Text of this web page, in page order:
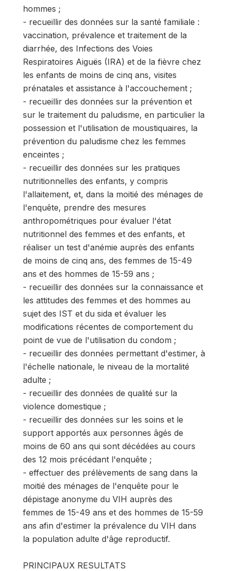
hommes ;
- recueillir des données sur la santé familiale :
vaccination, prévalence et traitement de la
diarrhée, des Infections des Voies
Respiratoires Aiguës (IRA) et de la fièvre chez
les enfants de moins de cinq ans, visites
prénatales et assistance à l'accouchement ;
- recueillir des données sur la prévention et
sur le traitement du paludisme, en particulier la
possession et l'utilisation de moustiquaires, la
prévention du paludisme chez les femmes
enceintes ;
- recueillir des données sur les pratiques
nutritionnelles des enfants, y compris
l'allaitement, et, dans la moitié des ménages de
l'enquête, prendre des mesures
anthropométriques pour évaluer l'état
nutritionnel des femmes et des enfants, et
réaliser un test d'anémie auprès des enfants
de moins de cinq ans, des femmes de 15-49
ans et des hommes de 15-59 ans ;
- recueillir des données sur la connaissance et
les attitudes des femmes et des hommes au
sujet des IST et du sida et évaluer les
modifications récentes de comportement du
point de vue de l'utilisation du condom ;
- recueillir des données permettant d'estimer, à
l'échelle nationale, le niveau de la mortalité
adulte ;
- recueillir des données de qualité sur la
violence domestique ;
- recueillir des données sur les soins et le
support apportés aux personnes âgés de
moins de 60 ans qui sont décédées au cours
des 12 mois précédant l'enquête ;
- effectuer des prélèvements de sang dans la
moitié des ménages de l'enquête pour le
dépistage anonyme du VIH auprès des
femmes de 15-49 ans et des hommes de 15-59
ans afin d'estimer la prévalence du VIH dans
la population adulte d'âge reproductif.
PRINCIPAUX RESULTATS